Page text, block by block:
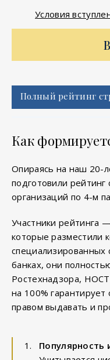
Условия
Полный рейтинг
Как
Опираясь на наш 20-
подготовили
организаций по 4-м
Участники рейтинга
которые разместили
специализированных
банках, они
Ростехнадзора,
на 100% гарантирует
правом выдавать и
Популярность